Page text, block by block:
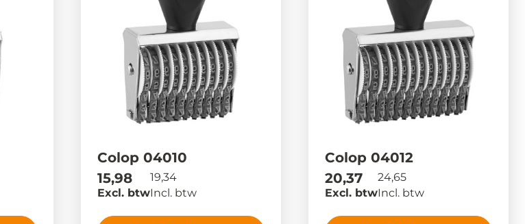
Colop 04010
15,98
Excl. btw
19,34
Incl. btw
Colop 04012
20,37
Excl. btw
24,65
Incl. btw